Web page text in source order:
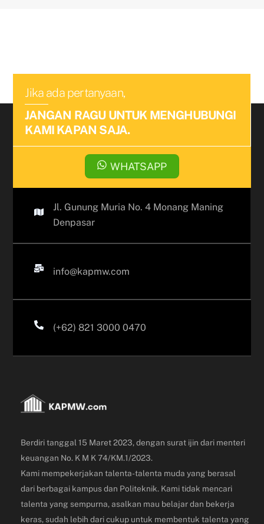
Jika ada pertanyaan,
JANGAN RAGU UNTUK MENGHUBUNGI
KAMI KAPAN SAJA.
WHATSAPP
Jl. Gunung Muria No. 4 Monang Maning
Denpasar
info@kapmw.com
(+62) 821 3000 0470
Berdiri tanggal 15 Maret 2023, dengan surat ijin dari menteri
keuangan No. K M K 74/KM.1/2023.
Kami mempekerjakan talenta-talenta muda yang berasal
dari berbagai kampus dan Politeknik. Kami tidak mencari
talenta yang sempurna, asalkan mau belajar dan bekerja
keras, sudah lebih dari cukup untuk membentuk talenta yang